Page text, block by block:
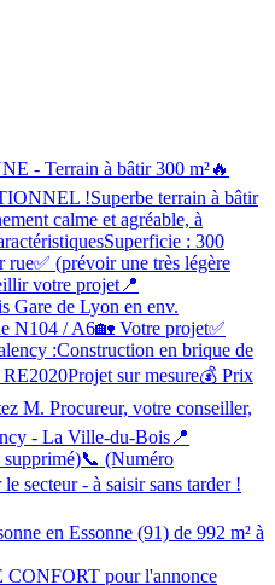
- Terrain à bâtir 300 m²🔥
!Superbe terrain à bâtir
calme et agréable, à
: 300
rue✅ (prévoir une très légère
votre projet📍
Gare de Lyon en env.
N104 / A6🏡 Votre projet✅
:Construction en brique de
sur mesure💰 Prix
M. Procureur, votre conseiller,
- La Ville-du-Bois📍
(Numéro
secteur - à saisir sans tarder !